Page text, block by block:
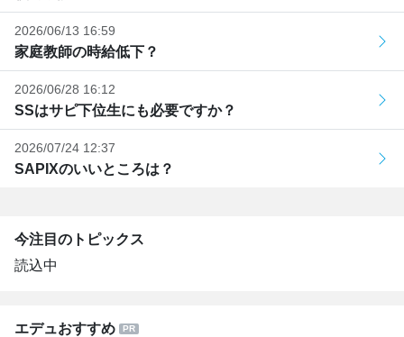
2026/06/13 16:59
家庭教師の時給低下？
2026/06/28 16:12
SSはサピ下位生にも必要ですか？
2026/07/24 12:37
SAPIXのいいところは？
今注目のトピックス
読込中
エデュおすすめ